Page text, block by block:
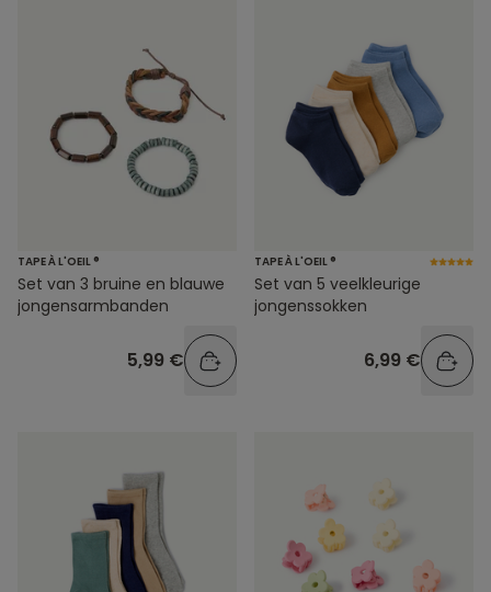
TAPE À L'OEIL ®
Set van 3 bruine en blauwe
jongensarmbanden
5,99 €
TAPE À L'OEIL ®
Set van 5 veelkleurige
jongenssokken
6,99 €